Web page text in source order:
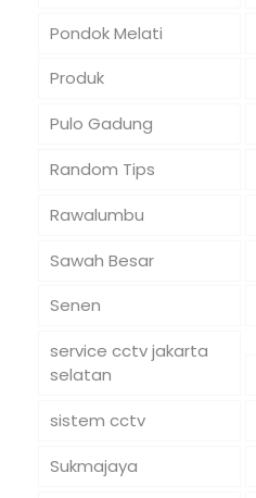
Pondok Melati
Produk
Pulo Gadung
Random Tips
Rawalumbu
Sawah Besar
Senen
service cctv jakarta
selatan
sistem cctv
Sukmajaya